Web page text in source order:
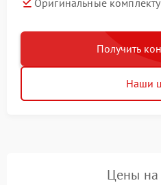
Получить
Наши
Цены на